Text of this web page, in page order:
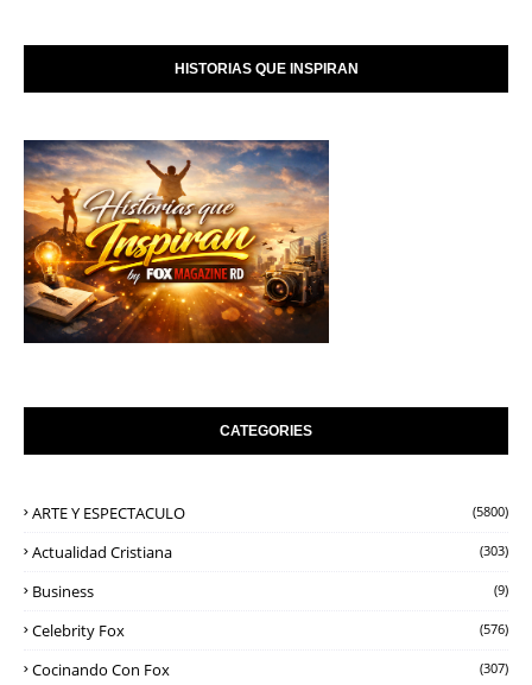
HISTORIAS QUE INSPIRAN
CATEGORIES
ARTE Y ESPECTACULO (5800)
Actualidad Cristiana (303)
Business (9)
Celebrity Fox (576)
Cocinando Con Fox (307)